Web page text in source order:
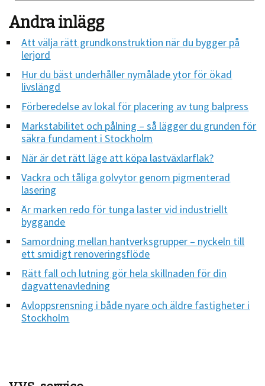
Andra inlägg
Att välja rätt grundkonstruktion när du bygger på
lerjord
Hur du bäst underhåller nymålade ytor för ökad
livslängd
Förberedelse av lokal för placering av tung balpress
Markstabilitet och pålning – så lägger du grunden för
säkra fundament i Stockholm
När är det rätt läge att köpa lastväxlarflak?
Vackra och tåliga golvytor genom pigmenterad
lasering
Är marken redo för tunga laster vid industriellt
byggande
Samordning mellan hantverksgrupper – nyckeln till
ett smidigt renoveringsflöde
Rätt fall och lutning gör hela skillnaden för din
dagvattenavledning
Avloppsrensning i både nyare och äldre fastigheter i
Stockholm